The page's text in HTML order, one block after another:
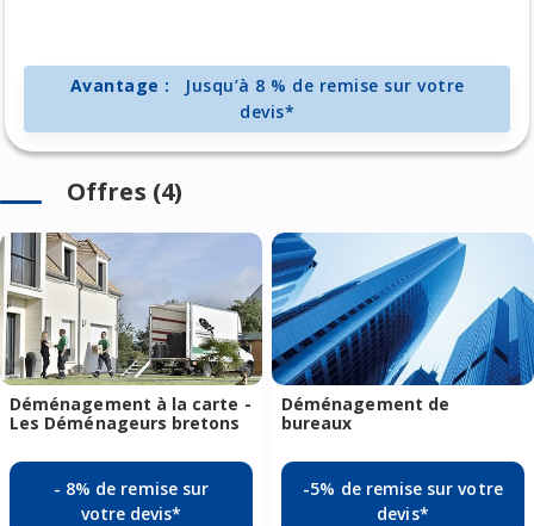
Avantage :
Jusqu’à 8 % de remise sur votre
devis*
Offres (4)
Déménagement à la carte -
Les Déménageurs bretons
- 8% de remise sur
votre devis*
Déménagement de
bureaux
-5% de remise sur votre
devis*